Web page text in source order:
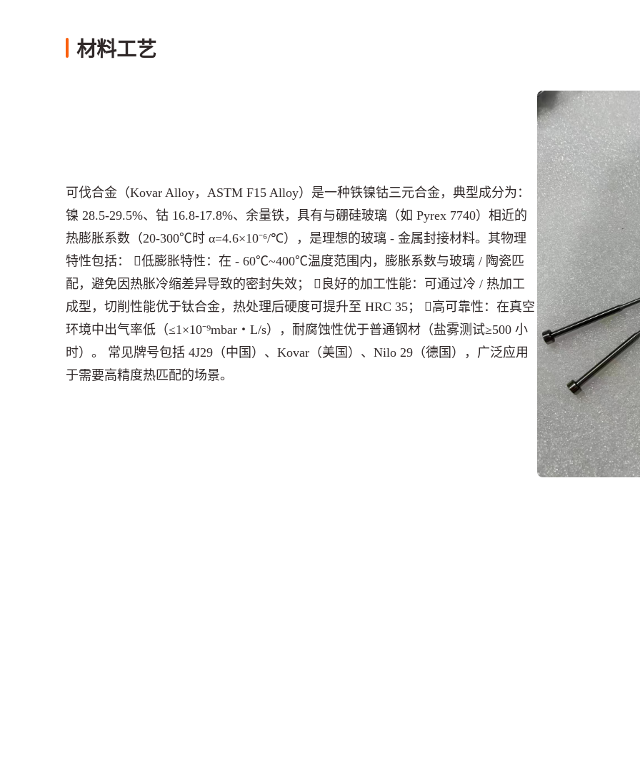
材料工艺
可伐合金（Kovar Alloy，ASTM F15 Alloy）是一种铁镍钴三元合金，典型成分为：
镍 28.5-29.5%、钴 16.8-17.8%、余量铁，具有与硼硅玻璃（如 Pyrex 7740）相近的
热膨胀系数（20-300℃时 α=4.6×10⁻⁶/℃），是理想的玻璃 - 金属封接材料。其物理
特性包括： 低膨胀特性：在 - 60℃~400℃温度范围内，膨胀系数与玻璃 / 陶瓷匹
配，避免因热胀冷缩差异导致的密封失效； 良好的加工性能：可通过冷 / 热加工
成型，切削性能优于钛合金，热处理后硬度可提升至 HRC 35； 高可靠性：在真空
环境中出气率低（≤1×10⁻⁹mbar・L/s），耐腐蚀性优于普通钢材（盐雾测试≥500 小
时）。 常见牌号包括 4J29（中国）、Kovar（美国）、Nilo 29（德国），广泛应用
于需要高精度热匹配的场景。